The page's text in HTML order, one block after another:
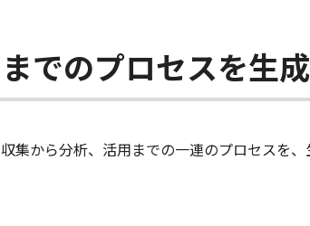
でのプロセスを生
集から分析、活用までの一連のプロセスを